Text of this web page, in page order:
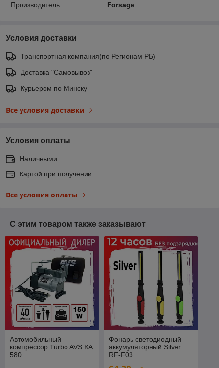
Производитель Forsage
Условия доставки
Транспортная компания(по Регионам РБ)
Доставка "Самовывоз"
Курьером по Минску
Все условия доставки
Условия оплаты
Наличными
Картой при получении
Все условия оплаты
С этим товаром также заказывают
Автомобильный
компрессор Turbo AVS KA
580
Фонарь светодиодный
аккумуляторный Silver
RF-F03